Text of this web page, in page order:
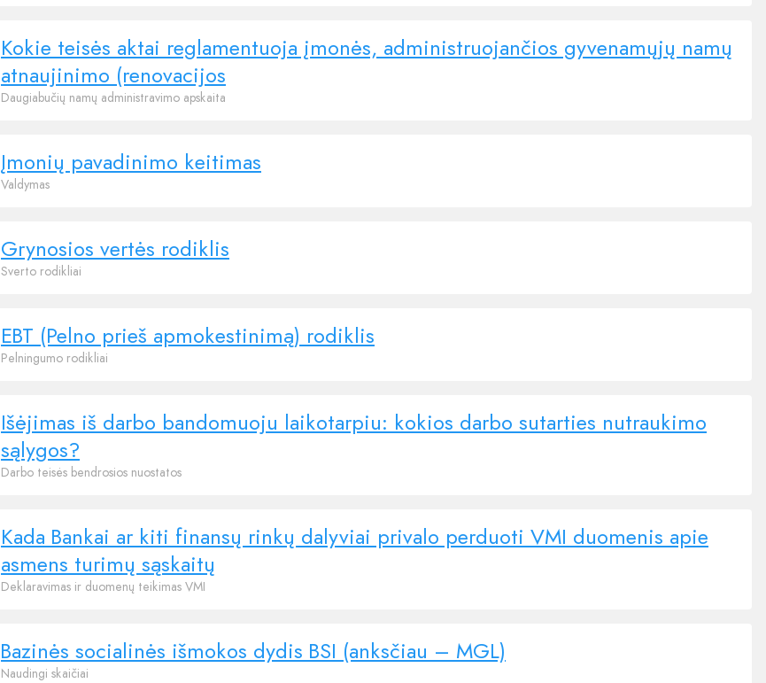
Kokie teisės aktai reglamentuoja įmonės, administruojančios gyvenamųjų namų
atnaujinimo (renovacijos
Daugiabučių namų administravimo apskaita
Įmonių pavadinimo keitimas
Valdymas
Grynosios vertės rodiklis
Sverto rodikliai
EBT (Pelno prieš apmokestinimą) rodiklis
Pelningumo rodikliai
Išėjimas iš darbo bandomuoju laikotarpiu: kokios darbo sutarties nutraukimo
sąlygos?
Darbo teisės bendrosios nuostatos
Kada Bankai ar kiti finansų rinkų dalyviai privalo perduoti VMI duomenis apie
asmens turimų sąskaitų
Deklaravimas ir duomenų teikimas VMI
Bazinės socialinės išmokos dydis BSI (anksčiau – MGL)
Naudingi skaičiai